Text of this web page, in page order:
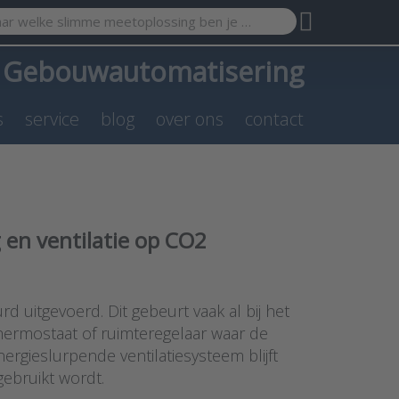
term. Results will appear automatically as you type.
Gebouwautomatisering
service blog over ons contact
ventilatie op CO2
uitgevoerd. Dit gebeurt vaak al bij het
of ruimteregelaar waar de
ventilatiesysteem blijft
wordt.